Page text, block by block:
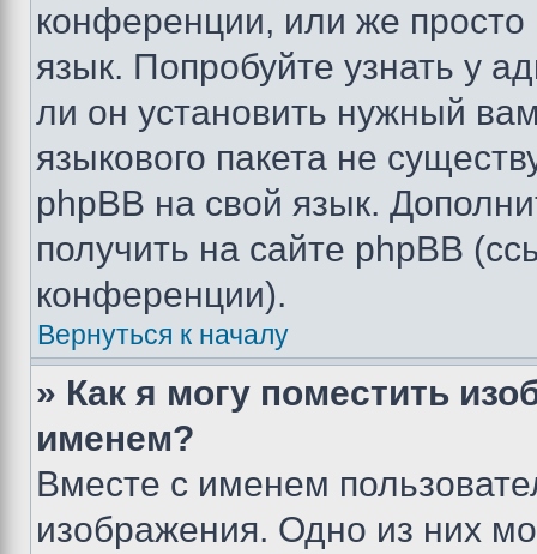
конференции, или же
язык. Попробуйте узнать у
ли он установить нужный
языкового пакета не
phpBB на свой язык.
получить на сайте phpBB
конференции).
Вернуться к началу
» Как я могу поместить
именем?
Вместе с именем
изображения. Одно из них